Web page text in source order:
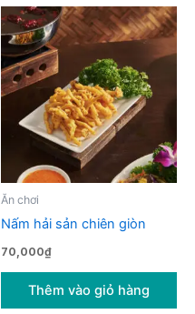
Ăn chơi
Nấm hải sản chiên giòn
70,000₫
Thêm vào giỏ hàng